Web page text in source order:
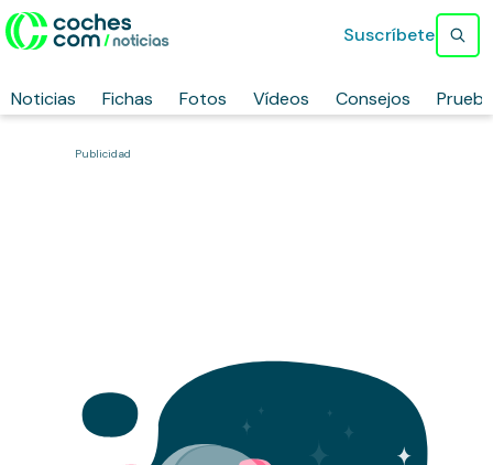
Noticias Fichas Fotos Vídeos Consejos
Suscríbete
Publicidad